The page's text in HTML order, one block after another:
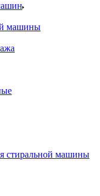
машины
стиральной машины